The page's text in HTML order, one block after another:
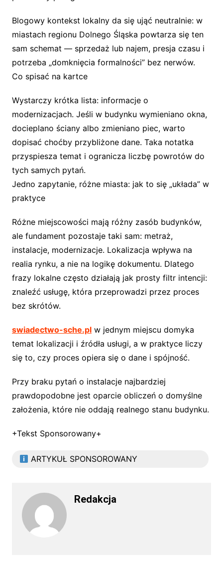
Blogowy kontekst lokalny da się ująć neutralnie: w
miastach regionu Dolnego Śląska powtarza się ten
sam schemat — sprzedaż lub najem, presja czasu i
potrzeba „domknięcia formalności” bez nerwów.
Co spisać na kartce
Wystarczy krótka lista: informacje o
modernizacjach. Jeśli w budynku wymieniano okna,
docieplano ściany albo zmieniano piec, warto
dopisać choćby przybliżone dane. Taka notatka
przyspiesza temat i ogranicza liczbę powrotów do
tych samych pytań.
Jedno zapytanie, różne miasta: jak to się „układa” w
praktyce
Różne miejscowości mają różny zasób budynków,
ale fundament pozostaje taki sam: metraż,
instalacje, modernizacje. Lokalizacja wpływa na
realia rynku, a nie na logikę dokumentu. Dlatego
frazy lokalne często działają jak prosty filtr intencji:
znaleźć usługę, która przeprowadzi przez proces
bez skrótów.
swiadectwo-sche.plw jednym miejscu domyka
temat lokalizacji i źródła usługi, a w praktyce liczy
się to, czy proces opiera się o dane i spójność.
Przy braku pytań o instalacje najbardziej
prawdopodobne jest oparcie obliczeń o domyślne
założenia, które nie oddają realnego stanu budynku.
+Tekst Sponsorowany+
ARTYKUŁ SPONSOROWANY
Redakcja